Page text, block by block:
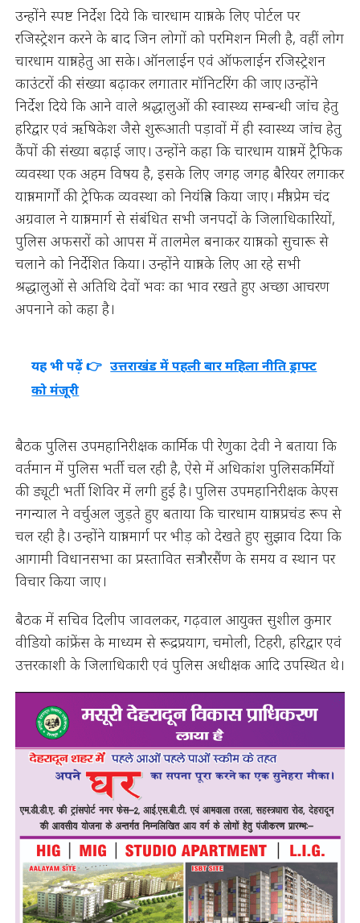
उन्होंने स्पष्ट निर्देश दिये कि चारधाम यात्रा के लिए पोर्टल पर
रजिस्ट्रेशन करने के बाद जिन लोगों को परमिशन मिली है, वहीं लोग
चारधाम यात्रा हेतु आ सके। ऑनलाईन एवं ऑफलाईन रजिस्ट्रेशन
काउंटरों की संख्या बढ़ाकर लगातार मॉनिटरिंग की जाए।उन्होंने
निर्देश दिये कि आने वाले श्रद्धालुओं की स्वास्थ्य सम्बन्धी जांच हेतु
हरिद्वार एवं ऋषिकेश जैसे शुरूआती पड़ावों में ही स्वास्थ्य जांच हेतु
कैंपों की संख्या बढ़ाई जाए। उन्होंने कहा कि चारधाम यात्रा में ट्रैफिक
व्यवस्था एक अहम विषय है, इसके लिए जगह जगह बैरियर लगाकर
यात्रा मार्गों की ट्रेफिक व्यवस्था को नियंत्रित किया जाए। मंत्री प्रेम चंद
अग्रवाल ने यात्रा मार्ग से संबंधित सभी जनपदों के जिलाधिकारियों,
पुलिस अफसरों को आपस में तालमेल बनाकर यात्रा को सुचारू से
चलाने को निर्देशित किया। उन्होंने यात्रा के लिए आ रहे सभी
श्रद्धालुओं से अतिथि देवों भवः का भाव रखते हुए अच्छा आचरण
अपनाने को कहा है।
यह भी पढ़ें 👉 उत्तराखंड में पहली बार महिला नीति ड्राफ्ट
को मंजूरी
बैठक पुलिस उपमहानिरीक्षक कार्मिक पी रेणुका देवी ने बताया कि
वर्तमान में पुलिस भर्ती चल रही है, ऐसे में अधिकांश पुलिसकर्मियों
की ड्यूटी भर्ती शिविर में लगी हुई है। पुलिस उपमहानिरीक्षक केएस
नगन्याल ने वर्चुअल जुड़ते हुए बताया कि चारधाम यात्रा प्रचंड रूप से
चल रही है। उन्होंने यात्रा मार्ग पर भीड़ को देखते हुए सुझाव दिया कि
आगामी विधानसभा का प्रस्तावित सत्र गैरसैंण के समय व स्थान पर
विचार किया जाए।
बैठक में सचिव दिलीप जावलकर, गढ़वाल आयुक्त सुशील कुमार
वीडियो कांफ्रेंस के माध्यम से रूद्रप्रयाग, चमोली, टिहरी, हरिद्वार एवं
उत्तरकाशी के जिलाधिकारी एवं पुलिस अधीक्षक आदि उपस्थित थे।